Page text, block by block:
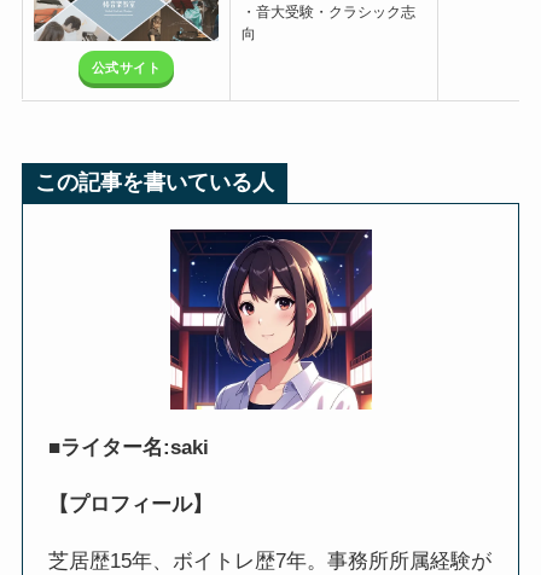
公式サイト
・音大受験・クラシック志
向
この記事を書いている人
■ライター名:saki
【プロフィール】
芝居歴15年、ボイトレ歴7年。事務所所属経験が